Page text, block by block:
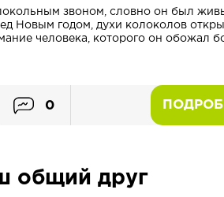
звоном, словно он был
Новым годом, духи колоколов
человека, которого он обожал
0
общий друг